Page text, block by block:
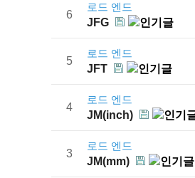
6
로드 엔드
JFG
5
로드 엔드
JFT
4
로드 엔드
JM(inch)
3
로드 엔드
JM(mm)